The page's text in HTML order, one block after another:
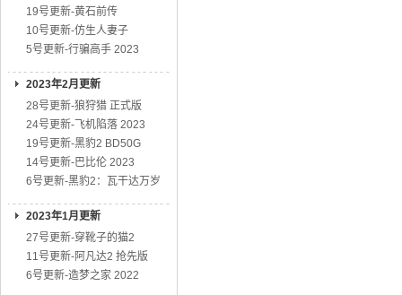
19号更新-黄石前传
10号更新-仿生人妻子
5号更新-行骗高手 2023
2023年2月更新
28号更新-狼狩猎 正式版
24号更新-飞机陷落 2023
19号更新-黑豹2 BD50G
14号更新-巴比伦 2023
6号更新-黑豹2：瓦干达万岁
2023年1月更新
27号更新-穿靴子的猫2
11号更新-阿凡达2 抢先版
6号更新-造梦之家 2022